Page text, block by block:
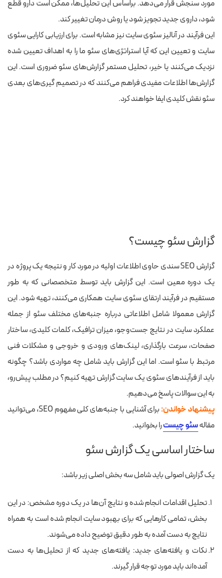
مورد سنجش قرار می‌دهد. براساس این تحلیل‌ها، ممکن است دارو قطع
شود، داروی جدید تجویز شود یا روش درمان تغییر کند.
این فرآیند در آنالیز سئوی سایت نیز مشابه است. برای ارزیابی کارایی سئوی
سایت و تعیین این که آیا استراتژی‌های سئو ما را به اهداف تعیین‌ شده
نزدیک می‌کنند یا خیر، تحلیل مستمر گزارش‌های سئو ضروری است. این
گزارش‌ها اطلاعات مفیدی فراهم می‌کنند که در تصمیم‌ گیری‌های بعدی
سئو نقش کلیدی ایفا خواهند کرد.
گزارش سئو چیست؟
گزارش SEO سندی حاوی اطلاعات اولیه در مورد کار و نتیجه یک پروژه در
یک دوره معین است. این گزارش باید توسط متخصصانی که به‌ طور
مستقیم در فرآیند ارتقای سئوی سایت همکاری می‌کنند، تهیه شود.این
گزارش معمولا شامل اطلاعاتی درباره جنبه‌های مختلف سئو از جمله
عملکرد سایت در نتایج جست‌وجو، میزان ترافیک، کلمات کلیدی، ساختار
صفحات، سرعت بارگذاری، لینک‌های ورودی و خروجی و مشکلات فنی
مرتبط با سئو است. اما این گزارش باید شامل چه مواردی باشد؟ چگونه
باید از فرآیندهای سئوی یک سایت گزارش تهیه کنیم؟ در مطلب پیش‌رو،
به این سوالات پاسخ می‌دهیم.
پیشنهاد خواندن:
برای آشنایی با جنبه‌های کلی مفهوم SEO، می‌توانید
مقالهسئو چیسترا بخوانید.
ساختار اساسی یک گزارش سئو
یک گزارش اصولی باید شامل سه بخش اصلی زیر باشد:
تحلیل اقدامات انجام‌ شده و نتایج آن‌ها در یک دوره مشخص: در این
بخش، تمامی کارهایی که برای بهبود سایت انجام شده است به همراه
نتایج به‌ دست‌ آمده به‌ طور دقیق توضیح داده می‌شوند.
نکات و یافته‌های جدید: یافته‌های جدید که از تحلیل‌ها به‌ دست
آمده‌اند باید مورد توجه قرار گیرند.